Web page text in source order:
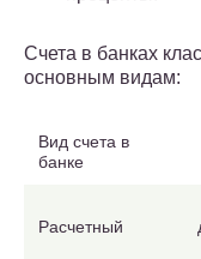
Счета в банках
основным видам:
Вид счета в
банке
Расчетный